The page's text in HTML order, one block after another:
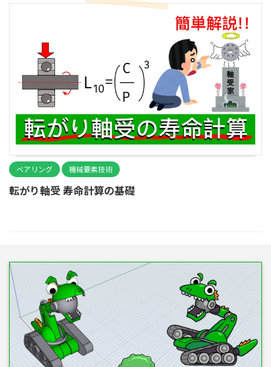
ベアリング 機械要素技術
転がり軸受 寿命計算の基礎